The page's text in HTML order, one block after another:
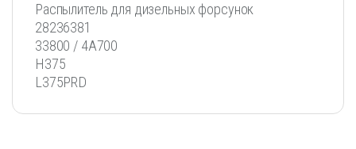
Распылитель для дизельных форсунок
28236381
33800 / 4A700
H375
L375PRD